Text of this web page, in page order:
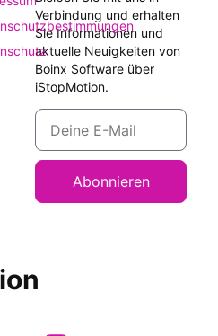
Verbindung und erhalten
Sie Informationen und
aktuelle Neuigkeiten von
Boinx Software über
iStopMotion.
Abonnieren